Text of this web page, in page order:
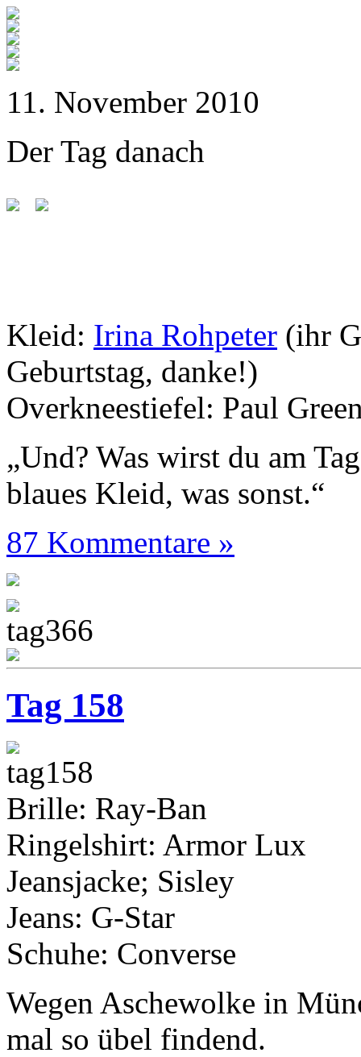
11. November 2010
Der Tag danach
Kleid: Irina Rohpeter (ihr
Geburtstag, danke!)
Overkneestiefel: Paul
„Und? Was wirst du am
blaues Kleid, was sonst.“
87 Kommentare »
Tag 158
Brille: Ray-Ban
Ringelshirt: Armor Lux
Jeansjacke; Sisley
Jeans: G-Star
Schuhe: Converse
Wegen Aschewolke in
mal so übel findend.